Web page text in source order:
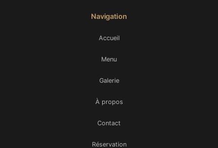
Navigation
Accueil
Menu
Galerie
À propos
Contact
Réservation